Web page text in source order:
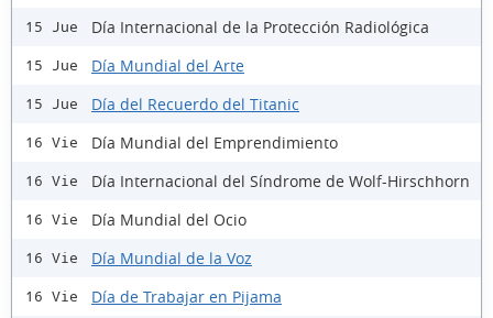
15 Jue Día Internacional de la Protección Radiológica
15 Jue Día Mundial del Arte
15 Jue Día del Recuerdo del Titanic
16 Vie Día Mundial del Emprendimiento
16 Vie Día Internacional del Síndrome de Wolf-Hirschhorn
16 Vie Día Mundial del Ocio
16 Vie Día Mundial de la Voz
16 Vie Día de Trabajar en Pijama